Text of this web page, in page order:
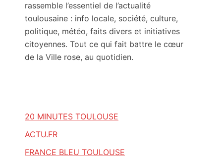
rassemble l’essentiel de l’actualité
toulousaine : info locale, société, culture,
politique, météo, faits divers et initiatives
citoyennes. Tout ce qui fait battre le cœur
de la Ville rose, au quotidien.
20 MINUTES TOULOUSE
ACTU.FR
FRANCE BLEU TOULOUSE